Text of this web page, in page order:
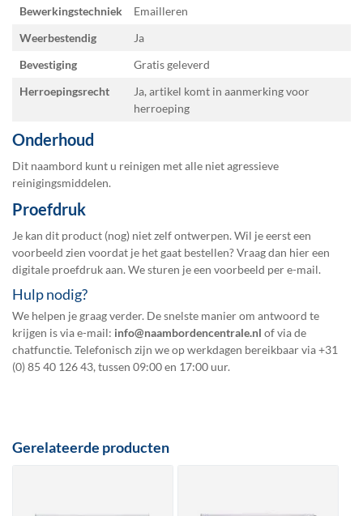
Bewerkingstechniek
Emailleren
Weerbestendig
Ja
Bevestiging
Gratis geleverd
Herroepingsrecht
Ja, artikel komt in aanmerking voor
herroeping
Onderhoud
Dit naambord kunt u reinigen met alle niet agressieve
reinigingsmiddelen.
Proefdruk
Je kan dit product (nog) niet zelf ontwerpen. Wil je eerst een
voorbeeld zien voordat je het gaat bestellen? Vraag dan hier een
digitale proefdrukaan. We sturen je een voorbeeld per e-mail.
Hulp nodig?
We helpen je graag verder. De snelste manier om antwoord te
krijgen is via e-mail: info@naambordencentrale.nl of via de
chatfunctie. Telefonisch zijn we op werkdagen bereikbaar via+31
(0) 85 40 126 43, tussen 09:00 en 17:00 uur.
Gerelateerde producten